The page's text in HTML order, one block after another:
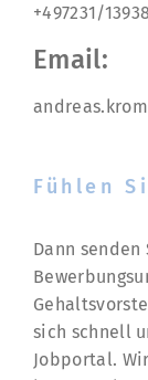
+497231/
Email:
Fühlen
Dann
sich schnell
Jobportal.